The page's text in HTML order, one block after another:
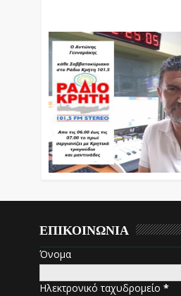
ΕΠΙΚΟΙΝΩΝΙΑ
Όνομα
Ηλεκτρονικό ταχυδρομείο*